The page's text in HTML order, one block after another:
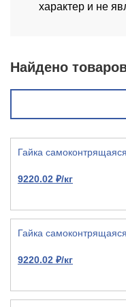
характер и не
Найдено
Гайка самоконтрящаяся
9220.02 ₽/кг
Гайка самоконтрящаяся
9220.02 ₽/кг